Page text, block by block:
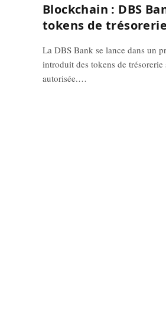
Blockchain : DBS
tokens de trésorerie
La DBS Bank se lance dans un
introduit des tokens de
autorisée.…